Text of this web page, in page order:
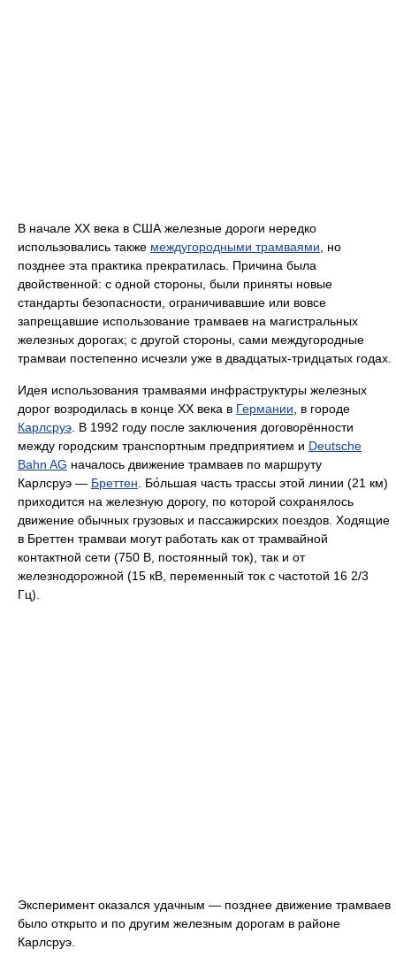
В начале XX века в США железные дороги нередко
использовались также междугородными трамваями , но
позднее эта практика прекратилась. Причина была
двойственной: с одной стороны, были приняты новые
стандарты безопасности, ограничивавшие или вовсе
запрещавшие использование трамваев на магистральных
железных дорогах; с другой стороны, сами междугородные
трамваи постепенно исчезли уже в двадцатых-тридцатых годах.
Идея использования трамваями инфраструктуры железных
дорог возродилась в конце XX века в Германии , в городе
Карлсруэ . В 1992 году после заключения договорённости
между городским транспортным предприятием и Deutsche
Bahn AG началось движение трамваев по маршруту
Карлсруэ — Бреттен . Бо́льшая часть трассы этой линии (21 км)
приходится на железную дорогу, по которой сохранялось
движение обычных грузовых и пассажирских поездов. Ходящие
в Бреттен трамваи могут работать как от трамвайной
контактной сети (750 В, постоянный ток), так и от
железнодорожной (15 кВ, переменный ток с частотой 16 2/3
Гц).
Эксперимент оказался удачным — позднее движение трамваев
было открыто и по другим железным дорогам в районе
Карлсруэ.